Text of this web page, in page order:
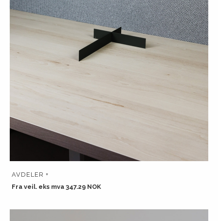
AVDELER +
Fra veil. eks mva 347.29 NOK